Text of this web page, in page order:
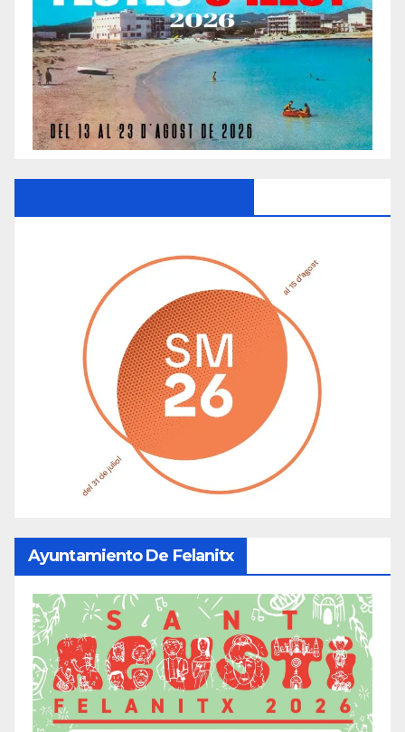
Ayuntamiento De Felanitx